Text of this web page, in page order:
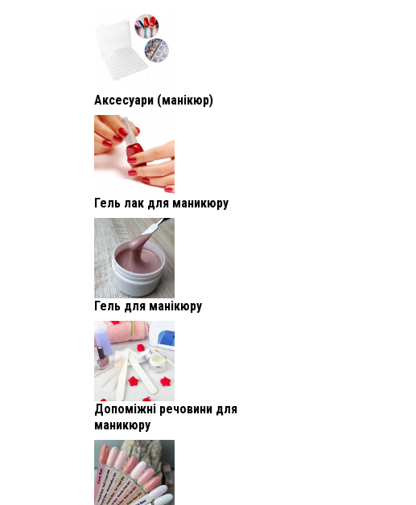
Аксесуари (манікюр)
Гель лак для маникюру
Гель для манікюру
Допоміжні речовини для
маникюру